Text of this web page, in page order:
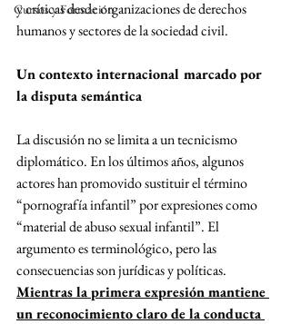
Cursos y Formación
y críticas desde organizaciones de derechos
humanos y sectores de la sociedad civil.
Un contexto internacional marcado por
la disputa semántica
La discusión no se limita a un tecnicismo
diplomático. En los últimos años, algunos
actores han promovido sustituir el término
“pornografía infantil” por expresiones como
“material de abuso sexual infantil”. El
argumento es terminológico, pero las
consecuencias son jurídicas y políticas.
Mientras la primera expresión mantiene
un reconocimiento claro de la conducta